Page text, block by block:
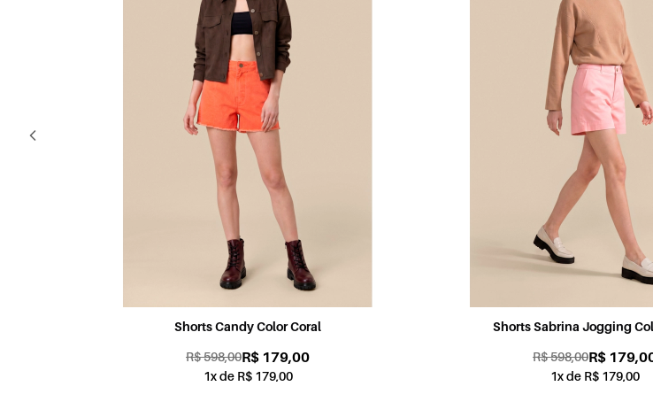
Shorts Candy Color Coral
R$ 598,00R$ 179,00
1x de R$ 179,00
Shorts Sabrina Jogging
R$ 598,00R$
1x de R$ 179,00